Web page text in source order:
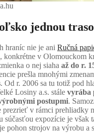
jednou
hraníc nie je ani Ručná
konkrétne v Olomouckom
o nej siaha až do r.
prešla mnohými
. Od r. 2006 sa tu totiž pod
Losiny a.s. stále vyrába
postupmi.
prezrieť v rámci prehliadky
súčasťou expozície je však
pohon strojov na výrobu a